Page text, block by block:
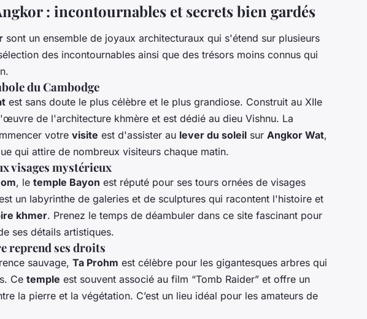
: incontournables et secrets bien gardés
sont un ensemble de joyaux architecturaux qui s'étend sur plusieurs
des incontournables ainsi que des trésors moins connus qui
du Cambodge
est sans doute le plus célèbre et le plus grandiose. Construit au XIIe
de l'architecture khmère et est dédié au dieu Vishnu. La
votre visite est d'assister au lever du soleil sur Angkor Wat,
qui attire de nombreux visiteurs chaque matin.
visages mystérieux
, le temple Bayon est réputé pour ses tours ornées de visages
un labyrinthe de galeries et de sculptures qui racontent l'histoire et
khmer. Prenez le temps de déambuler dans ce site fascinant pour
ses détails artistiques.
reprend ses droits
sauvage, Ta Prohm est célèbre pour les gigantesques arbres qui
Ce temple est souvent associé au film “Tomb Raider” et offre un
la pierre et la végétation. C’est un lieu idéal pour les amateurs de